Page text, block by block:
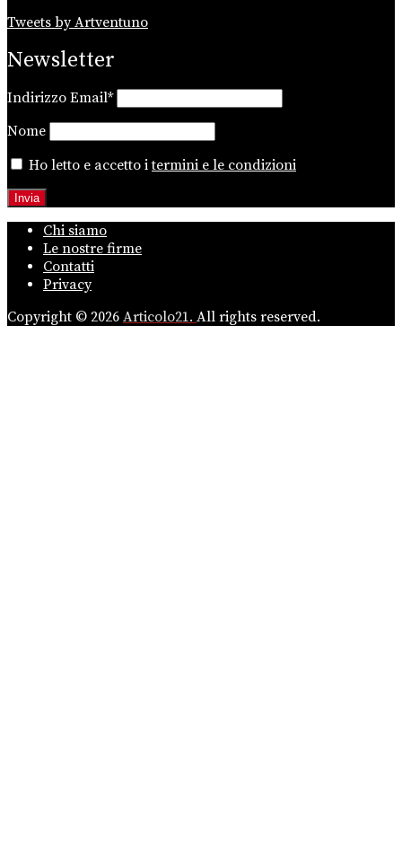
Tweets by Artventuno
Newsletter
Indirizzo Email*
Nome
Ho letto e accetto itermini e le condizioni
Chi siamo
Le nostre firme
Contatti
Privacy
Copyright © 2026 Articolo21. All rights reserved.